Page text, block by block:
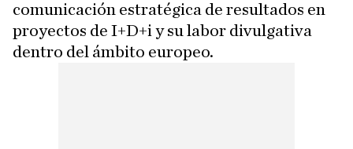
comunicación estratégica de resultados en
proyectos de I+D+i y su labor divulgativa
dentro del ámbito europeo.